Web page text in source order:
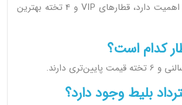
اگر راحتی برایتان اهمیت دارد، قطارهای VIP و 4 تخته بهترین
کدام است؟
دارند.
بلیط وجود دارد؟